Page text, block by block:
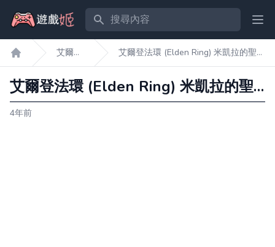
搜尋內容
遊戲姬首頁
艾爾登
法環
艾爾登法環 (Elden Ring) 米凱拉的聖樹
區域解鎖方法
艾爾登法環 (Elden Ring) 米凱拉的聖樹區域解鎖方法
4年前